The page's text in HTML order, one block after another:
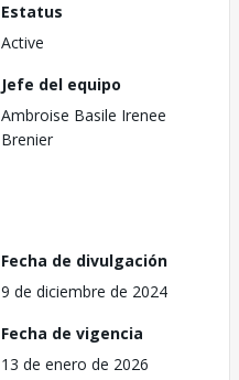
Estatus
Active
Jefe del equipo
Ambroise Basile Irenee
Brenier
Fecha de divulgación
9 de diciembre de 2024
Fecha de vigencia
13 de enero de 2026